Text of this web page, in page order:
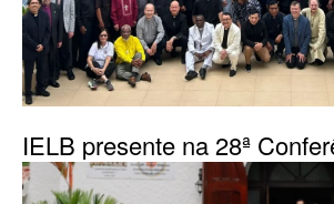
IELB presente na 28ª